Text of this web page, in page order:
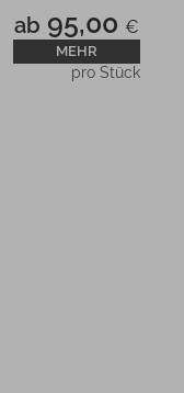
ab 95,00 €
MEHR
pro Stück